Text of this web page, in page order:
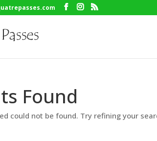
Found
could not be found. Try refining your